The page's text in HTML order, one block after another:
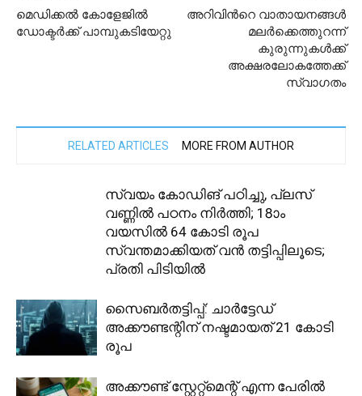
മെഡിക്കൽ കോളേജിൽ
ഡോക്ടർക്ക് പാമ്പുകടിയേറ്റു
അറിവിന്‍റെ വാതായനങ്ങള്‍
മലര്‍ക്കെത്തുറന്ന്
കുരുന്നുകള്‍ക്ക്
അക്ഷരലോകത്തേക്ക്
സ്വാഗതം
RELATED ARTICLES MORE FROM AUTHOR
സ്വയം കോഡിങ് പഠിച്ചു, പ്ലസ്
വണ്ണിൽ പഠനം നിർത്തി; 18ാം
വയസിൽ 64 കോടി രൂപ
സ്വന്തമാക്കിയത് വൻ തട്ടിപ്പിലൂടെ;
പ്രതി പിടിയിൽ
സൈബര്‍തട്ടിപ്പ്: ചാർട്ടേഡ്
അക്കൗണ്ടന്റിന് നഷ്ടമായത് 21 കോടി
രൂപ
അക്കൗണ്ട് സ്റ്റേറ്റ്മെന്റ് എന്ന പേരിൽ